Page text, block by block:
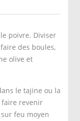
poivre. Diviser
des boules,
olive et
le tajine ou la
faire revenir
feu moyen